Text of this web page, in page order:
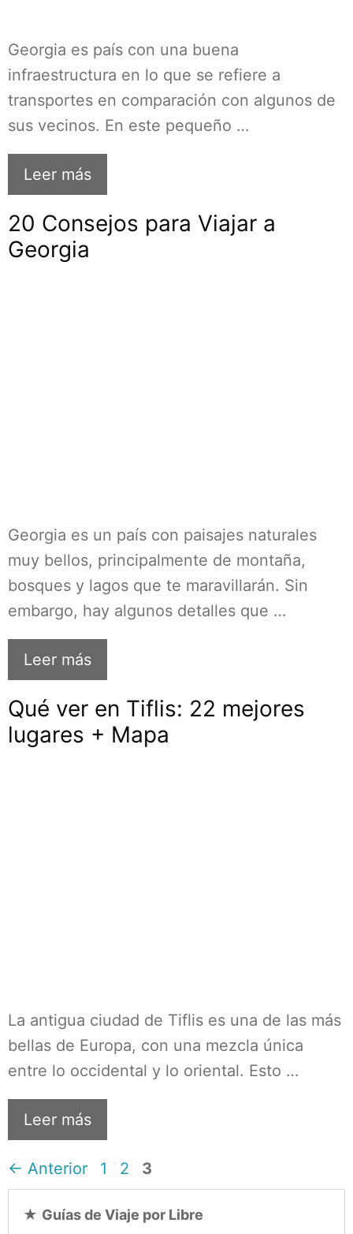
Georgia es país con una buena
infraestructura en lo que se refiere a
transportes en comparación con algunos de
sus vecinos. En este pequeño …
Leer más
20 Consejos para Viajar a
Georgia
Georgia es un país con paisajes naturales
muy bellos, principalmente de montaña,
bosques y lagos que te maravillarán. Sin
embargo, hay algunos detalles que …
Leer más
Qué ver en Tiflis: 22 mejores
lugares + Mapa
La antigua ciudad de Tiflis es una de las más
bellas de Europa, con una mezcla única
entre lo occidental y lo oriental. Esto …
Leer más
← Anterior Página
1 Página
2 Página
3
★ Guías de Viaje por Libre